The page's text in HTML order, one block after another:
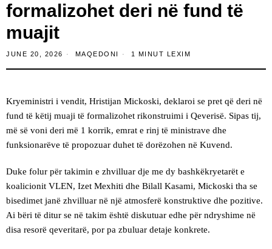
formalizohet deri në fund të
muajit
JUNE 20, 2026 MAQEDONI 1 MINUT LEXIM
Kryeministri i vendit, Hristijan Mickoski, deklaroi se pret që deri në
fund të këtij muaji të formalizohet rikonstruimi i Qeverisë. Sipas tij,
më së voni deri më 1 korrik, emrat e rinj të ministrave dhe
funksionarëve të propozuar duhet të dorëzohen në Kuvend.
Duke folur për takimin e zhvilluar dje me dy bashkëkryetarët e
koalicionit VLEN, Izet Mexhiti dhe Bilall Kasami, Mickoski tha se
bisedimet janë zhvilluar në një atmosferë konstruktive dhe pozitive.
Ai bëri të ditur se në takim është diskutuar edhe për ndryshime në
disa resorë qeveritarë, por pa zbuluar detaje konkrete.